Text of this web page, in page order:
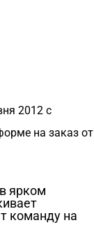
ярком
команду на